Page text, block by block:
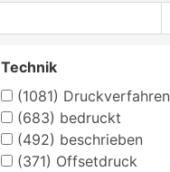
Technik
(1081) Druckverfahren
(683) bedruckt
(492) beschrieben
(371) Offsetdruck